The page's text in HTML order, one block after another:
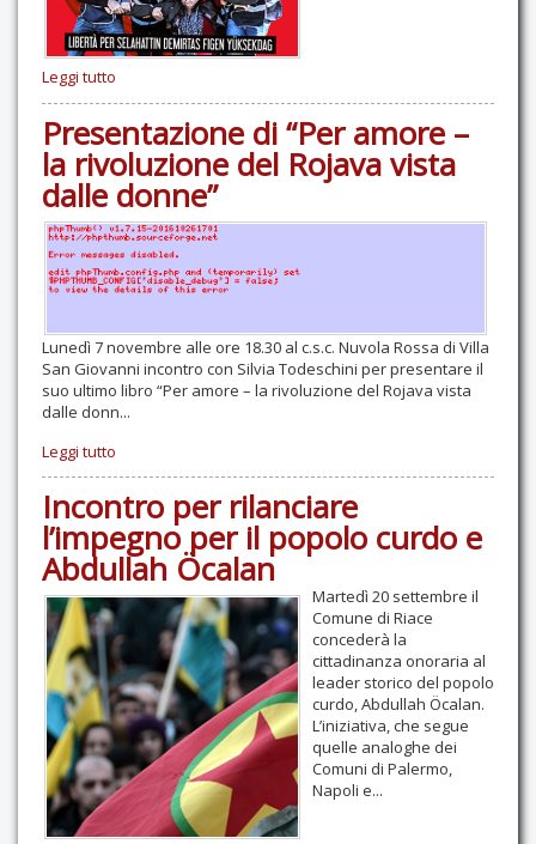
Leggi tutto
Presentazione di “Per amore –
la rivoluzione del Rojava vista
dalle donne”
Lunedì 7 novembre alle ore 18.30 al c.s.c. Nuvola Rossa di Villa
San Giovanni incontro con Silvia Todeschini per presentare il
suo ultimo libro “Per amore – la rivoluzione del Rojava vista
dalle donn...
Leggi tutto
Incontro per rilanciare
l’impegno per il popolo curdo e
Abdullah Öcalan
Martedì 20 settembre il
Comune di Riace
concederà la
cittadinanza onoraria al
leader storico del popolo
curdo, Abdullah Öcalan.
L’iniziativa, che segue
quelle analoghe dei
Comuni di Palermo,
Napoli e...